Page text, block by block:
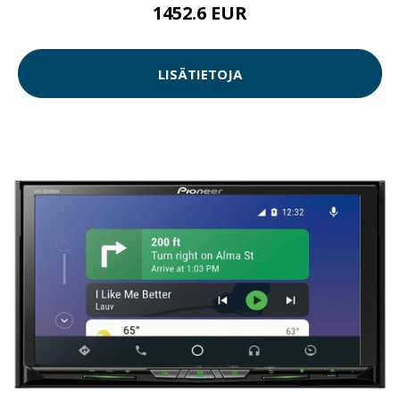
1452.6 EUR
LISÄTIETOJA